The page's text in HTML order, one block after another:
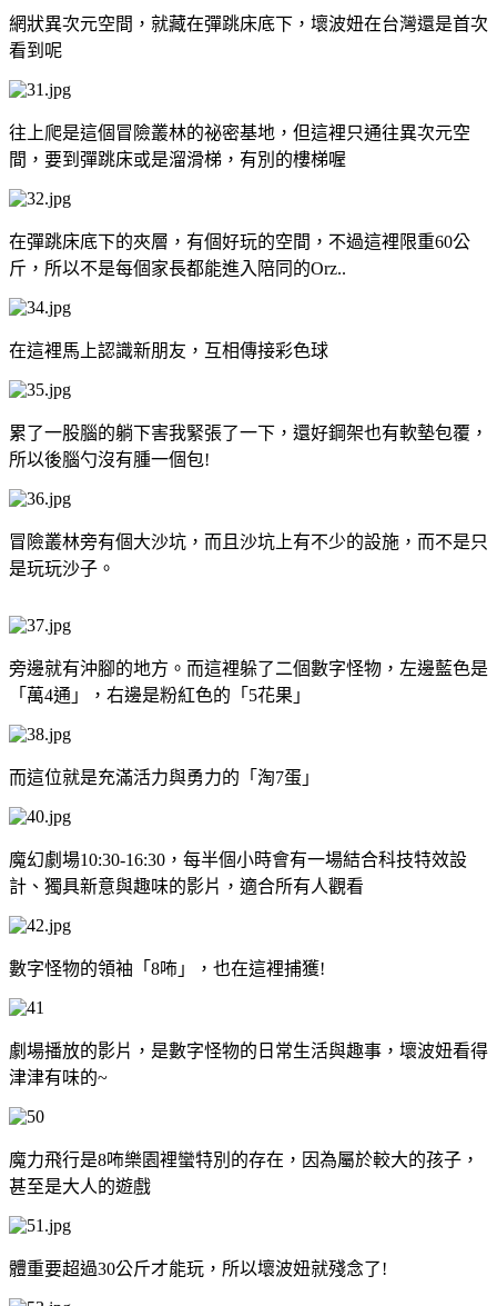
網狀異次元空間，就藏在彈跳床底下，壞波妞在台灣還是首次
看到呢
往上爬是這個冒險叢林的祕密基地，但這裡只通往異次元空
間，要到彈跳床或是溜滑梯，有別的樓梯喔
在彈跳床底下的夾層，有個好玩的空間，不過這裡限重60公
斤，所以不是每個家長都能進入陪同的Orz..
在這裡馬上認識新朋友，互相傳接彩色球
累了一股腦的躺下害我緊張了一下，還好鋼架也有軟墊包覆，
所以後腦勺沒有腫一個包!
冒險叢林旁有個大沙坑，而且沙坑上有不少的設施，而不是只
是玩玩沙子。
旁邊就有沖腳的地方。而這裡躲了二個數字怪物，左邊藍色是
「萬4通」，右邊是粉紅色的「5花果」
而這位就是充滿活力與勇力的「淘7蛋」
魔幻劇場10:30-16:30，每半個小時會有一場結合科技特效設
計、獨具新意與趣味的影片，適合所有人觀看
數字怪物的領袖「8咘」，也在這裡捕獲!
劇場播放的影片，是數字怪物的日常生活與趣事，壞波妞看得
津津有味的~
魔力飛行是8咘樂園裡蠻特別的存在，因為屬於較大的孩子，
甚至是大人的遊戲
體重要超過30公斤才能玩，所以壞波妞就殘念了!